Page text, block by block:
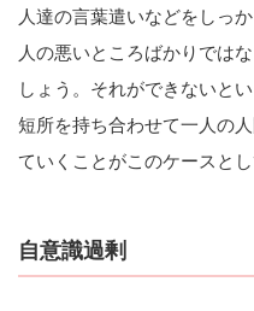
人達の言葉遣いなどをしっ
人の悪いところばかりでは
しょう。それができないと
短所を持ち合わせて一人の
ていくことがこのケースと
自意識過剰